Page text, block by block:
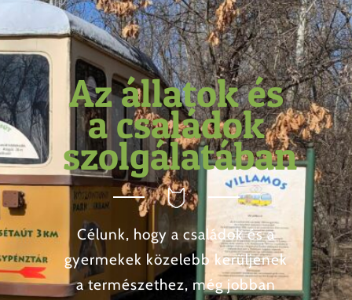
Az állatok és
a családok
szolgálatában
Célunk, hogy a családok és a
gyermekek közelebb kerüljenek
a természethez, még jobban